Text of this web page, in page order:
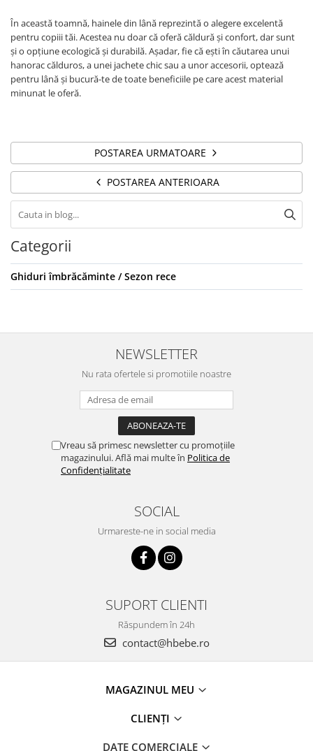
În această toamnă, hainele din lână reprezintă o alegere excelentă
pentru copiii tăi. Acestea nu doar că oferă căldură și confort, dar sunt
și o opțiune ecologică și durabilă. Așadar, fie că ești în căutarea unui
hanorac călduros, a unei jachete chic sau a unor accesorii, optează
pentru lână și bucură-te de toate beneficiile pe care acest material
minunat le oferă.
POSTAREA URMATOARE
POSTAREA ANTERIOARA
Categorii
Ghiduri îmbrăcăminte / Sezon rece
NEWSLETTER
Nu rata ofertele si promotiile noastre
Vreau să primesc newsletter cu promoțiile
magazinului. Află mai multe în Politica de
Confidențialitate
SOCIAL
Urmareste-ne in social media
SUPORT CLIENTI
Răspundem în 24h
contact@hbebe.ro
MAGAZINUL MEU
CLIENȚI
DATE COMERCIALE